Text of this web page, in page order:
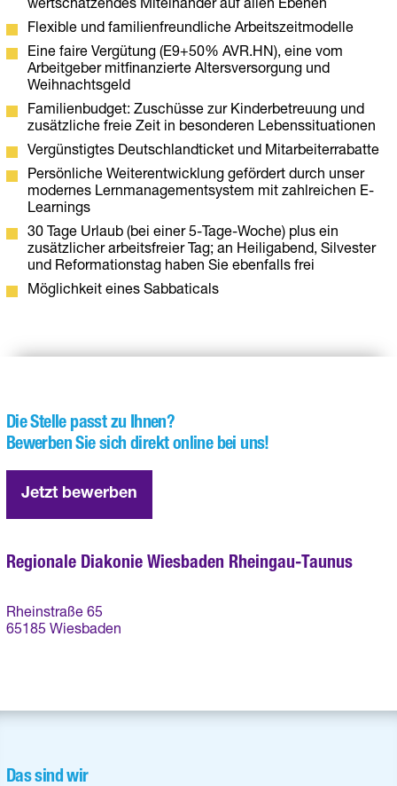
wertschätzendes Miteinander auf allen Ebenen
Flexible und familienfreundliche Arbeitszeitmodelle
Eine faire Vergütung (E9+50% AVR.HN), eine vom
Arbeitgeber mitfinanzierte Altersversorgung und
Weihnachtsgeld
Familienbudget: Zuschüsse zur Kinderbetreuung und
zusätzliche freie Zeit in besonderen Lebenssituationen
Vergünstigtes Deutschlandticket und Mitarbeiterrabatte
Persönliche Weiterentwicklung gefördert durch unser
modernes Lernmanagementsystem mit zahlreichen E-
Learnings
30 Tage Urlaub (bei einer 5-Tage-Woche) plus ein
zusätzlicher arbeitsfreier Tag; an Heiligabend, Silvester
und Reformationstag haben Sie ebenfalls frei
Möglichkeit eines Sabbaticals
Die Stelle passt zu Ihnen?
Bewerben Sie sich direkt online bei uns!
Jetzt bewerben
Regionale Diakonie Wiesbaden Rheingau-Taunus
Rheinstraße 65
65185 Wiesbaden
Das sind wir